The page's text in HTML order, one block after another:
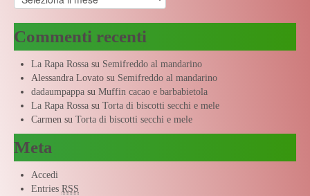
Commenti recenti
La Rapa Rossa su Semifreddo al mandarino
Alessandra Lovato su Semifreddo al mandarino
dadaumpappa su Muffin cacao e barbabietola
La Rapa Rossa su Torta di biscotti secchi e mele
Carmen su Torta di biscotti secchi e mele
Meta
Accedi
Entries RSS